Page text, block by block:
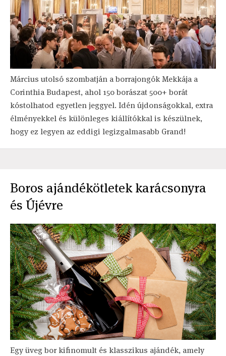
Március utolsó szombatján a borrajongók Mekkája a
Corinthia Budapest, ahol 150 borászat 500+ borát
kóstolhatod egyetlen jeggyel. Idén újdonságokkal, extra
élményekkel és különleges kiállítókkal is készülnek,
hogy ez legyen az eddigi legizgalmasabb Grand!
Boros ajándékötletek karácsonyra
és Újévre
Egy üveg bor kifinomult és klasszikus ajándék, amely